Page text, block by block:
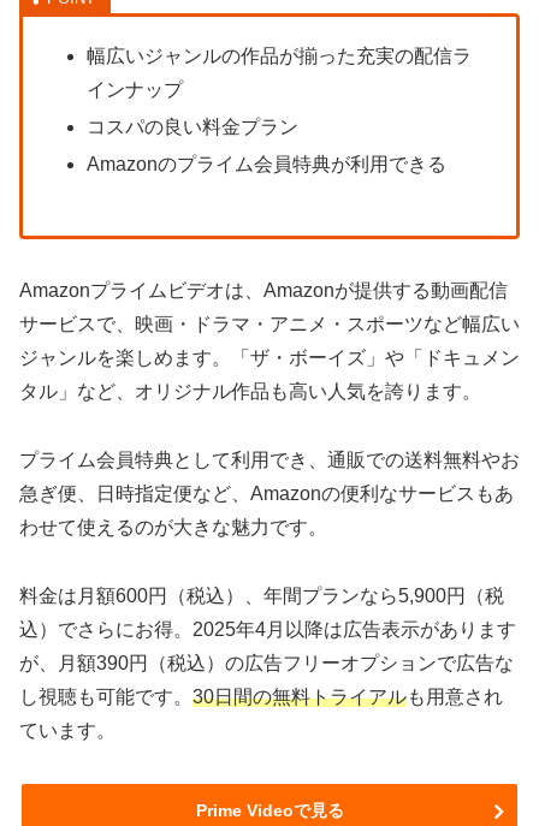
幅広いジャンルの作品が揃った充実の配信ラ
インナップ
コスパの良い料金プラン
Amazonのプライム会員特典が利用できる
Amazonプライムビデオは、Amazonが提供する動画配信
サービスで、映画・ドラマ・アニメ・スポーツなど幅広い
ジャンルを楽しめます。「ザ・ボーイズ」や「ドキュメン
タル」など、オリジナル作品も高い人気を誇ります。
プライム会員特典として利用でき、通販での送料無料やお
急ぎ便、日時指定便など、Amazonの便利なサービスもあ
わせて使えるのが大きな魅力です。
料金は月額600円（税込）、年間プランなら5,900円（税
込）でさらにお得。2025年4月以降は広告表示があります
が、月額390円（税込）の広告フリーオプションで広告な
し視聴も可能です。 30日間の無料トライアルも用意され
ています。
Prime Videoで見る